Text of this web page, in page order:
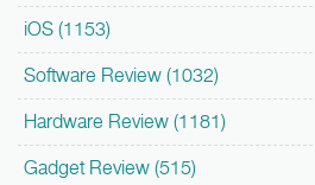
iOS (1153)
Software Review (1032)
Hardware Review (1181)
Gadget Review (515)